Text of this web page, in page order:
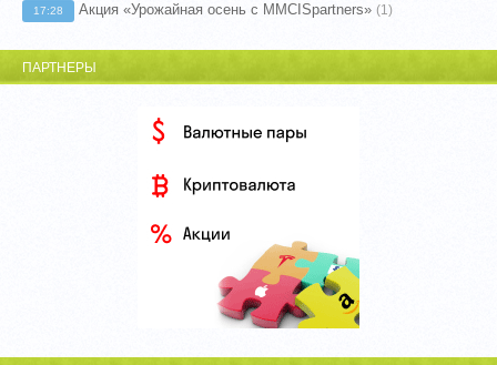
17:28 Акция «Урожайная осень с MMCISpartners» (1)
ПАРТНЕРЫ